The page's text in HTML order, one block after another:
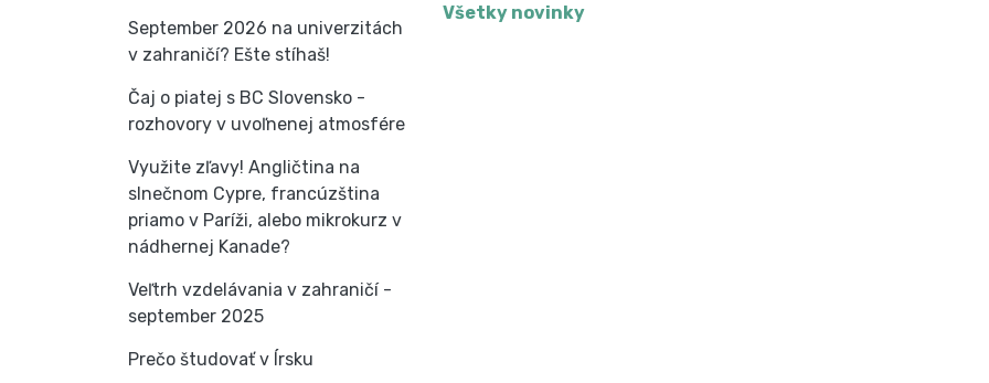
September 2026 na univerzitách
v zahraničí? Ešte stíhaš!
Čaj o piatej s BC Slovensko -
rozhovory v uvoľnenej atmosfére
Využite zľavy! Angličtina na
slnečnom Cypre, francúzština
priamo v Paríži, alebo mikrokurz v
nádhernej Kanade?
Veľtrh vzdelávania v zahraničí -
september 2025
Prečo študovať v Írsku
Všetky novinky